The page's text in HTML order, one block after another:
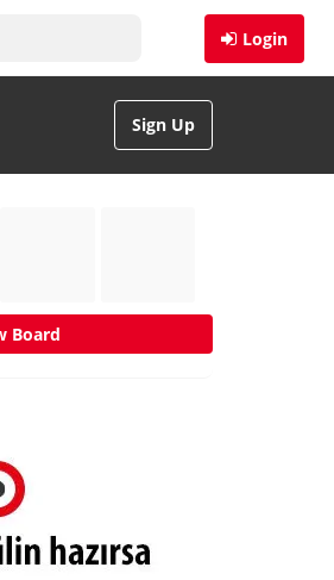
Login
Sign Up
Board